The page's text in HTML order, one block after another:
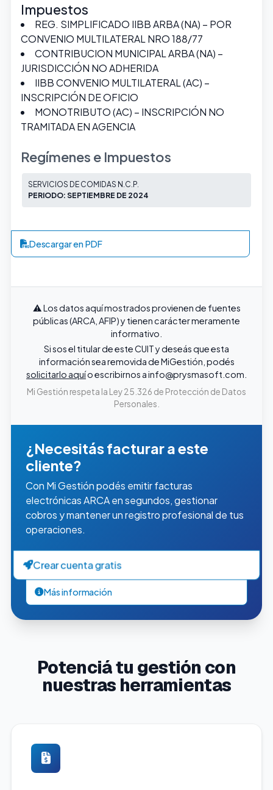
Impuestos
REG. SIMPLIFICADO IIBB ARBA (NA) – POR
CONVENIO MULTILATERAL NRO 188/77
CONTRIBUCION MUNICIPAL ARBA (NA) –
JURISDICCIÓN NO ADHERIDA
IIBB CONVENIO MULTILATERAL (AC) –
INSCRIPCIÓN DE OFICIO
MONOTRIBUTO (AC) – INSCRIPCIÓN NO
TRAMITADA EN AGENCIA
Regímenes e Impuestos
SERVICIOS DE COMIDAS N.C.P.
PERIODO: SEPTIEMBRE DE 2024
Descargar en PDF
⚠️ Los datos aquí mostrados provienen de fuentes
públicas (ARCA, AFIP) y tienen carácter meramente
informativo.
Si sos el titular de este CUIT y deseás que esta
información sea removida de MiGestión, podés
solicitarlo aquío escribirnos ainfo@prysmasoft.com
Mi Gestión respeta la Ley 25.326 de Protección de Datos
Personales.
¿Necesitás facturar a este
cliente?
Con Mi Gestión podés emitir facturas
electrónicas ARCA en segundos, gestionar
cobros y mantener un registro profesional de tus
operaciones.
Crear cuenta gratis
Más información
Potenciá tu gestión con
nuestras herramientas